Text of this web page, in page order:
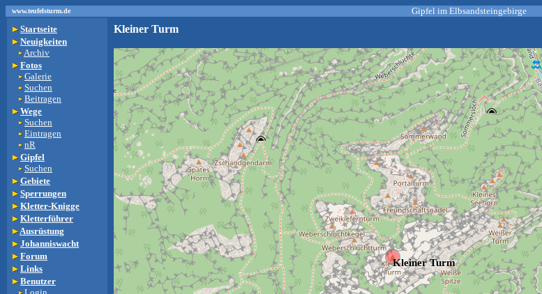
www.teufelsturm.de Gipfel im Elbsandsteingebirge
Startseite
Neuigkeiten
Archiv
Fotos
Galerie
Suchen
Beitragen
Wege
Suchen
Eintragen
nR
Gipfel
Suchen
Gebiete
Sperrungen
Kletter-Knigge
Kletterführer
Ausrüstung
Johanniswacht
Forum
Links
Benutzer
Kleiner Turm
Kleiner Turm